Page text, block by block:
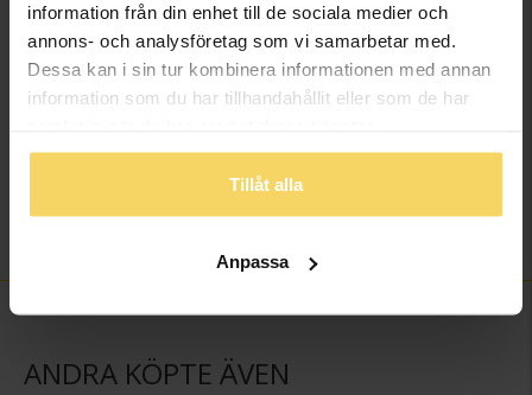
information från din enhet till de sociala medier och
annons- och analysföretag som vi samarbetar med.
Dessa kan i sin tur kombinera informationen med annan
information som du har tillhandahållit eller som de har
Tillåt alla
Anpassa
Info
Bredd ca (mm)
3.5
Höjd ca (mm)
1.6
Guld
ANDRA KÖPTE ÄVEN